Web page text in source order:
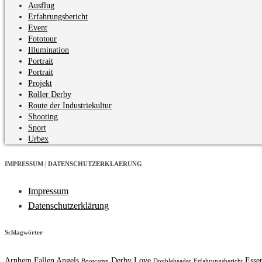
Ausflug
Erfahrungsbericht
Event
Fototour
Illumination
Portrait
Portrait
Projekt
Roller Derby
Route der Industriekultur
Shooting
Sport
Urbex
IMPRESSUM | DATENSCHUTZERKLAERUNG
Impressum
Datenschutzerklärung
Schlagwörter
Arnhem Fallen Angels Derby Love